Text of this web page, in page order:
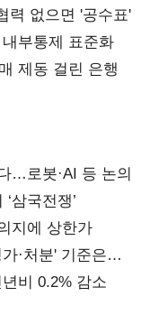
력 없으면 '공수표'
부통제 표준화
제동 걸린 은행
…로봇·AI 등 논의
삼국전쟁’
지에 상한가
·처분' 기준은
비 0.2% 감소